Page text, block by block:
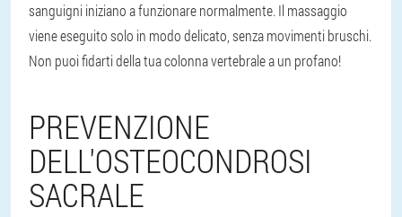
sanguigni iniziano a funzionare normalmente. Il massaggio
viene eseguito solo in modo delicato, senza movimenti bruschi.
Non puoi fidarti della tua colonna vertebrale a un profano!
PREVENZIONE
DELL'OSTEOCONDROSI
SACRALE